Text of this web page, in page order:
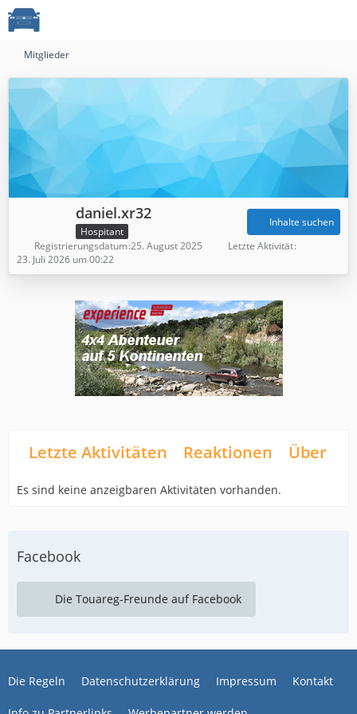
Mitglieder
daniel.xr32
Hospitant
Inhalte suchen
Registrierungsdatum 25. August 2025
Letzte Aktivität
23. Juli 2026 um 00:22
Letzte Aktivitäten Reaktionen Über
Es sind keine anzeigbaren Aktivitäten vorhanden.
Facebook
Die Touareg-Freunde auf Facebook
Die Regeln Datenschutzerklärung Impressum Kontakt